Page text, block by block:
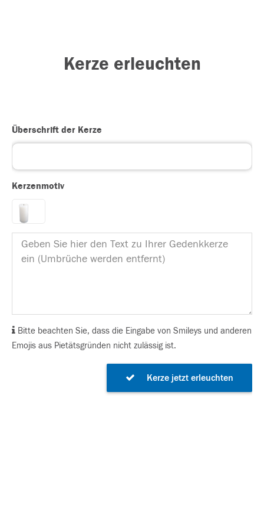
Kerze erleuchten
Überschrift der Kerze
Kerzenmotiv
Bitte beachten Sie, dass die Eingabe von Smileys und anderen
Emojis aus Pietätsgründen nicht zulässig ist.
Kerze jetzt erleuchten